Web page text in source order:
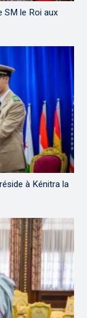
SM le Roi aux
à Kénitra la